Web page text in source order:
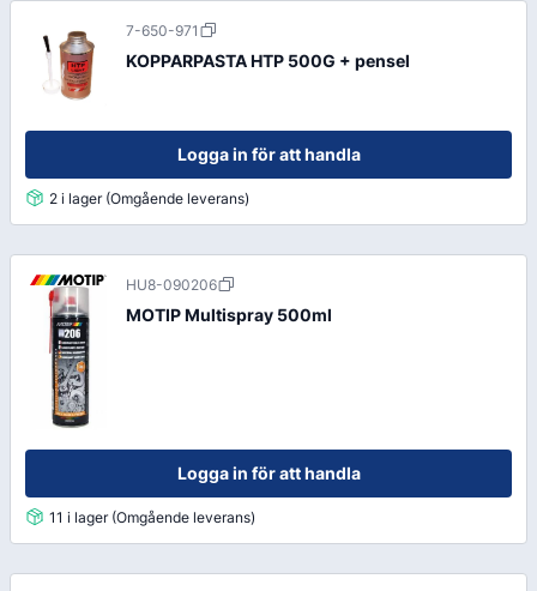
7-650-971
KOPPARPASTA HTP 500G + pensel
Logga in för att handla
2 i lager (Omgående leverans)
HU8-090206
MOTIP Multispray 500ml
Logga in för att handla
11 i lager (Omgående leverans)